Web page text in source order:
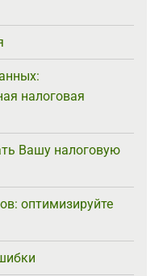
налоговая
Вашу налоговую
оптимизируйте